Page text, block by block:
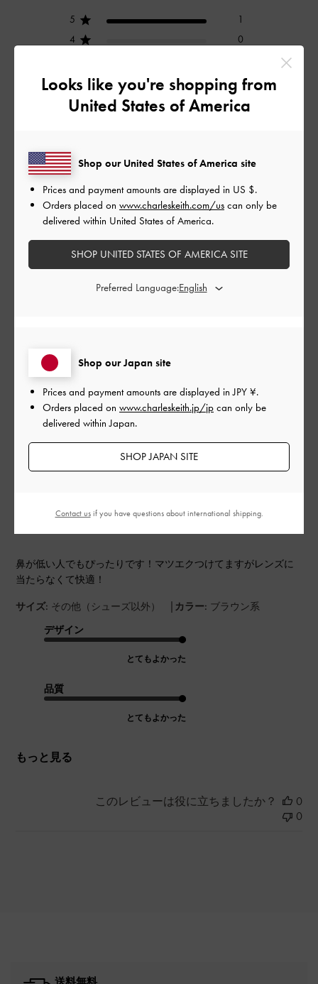
5
1
4
0
2
0
1
レビューを書く
デザイン
とてもよかった
品質
フィルター
並べ替え:
ご利用者様
ai7さんのレビュー
鼻が低い人でもぴったりです！マツエクつけてますがレンズに
当たらなくて快適！
サイズ: その他（シューズ以外） | カラー: ブラウン系
デザイン
とてもよかった
品質
とてもよかった
もっと見る
2024-08-06
このレビューは役に立ちましたか？
0
0
Looks like you're shopping from
United States of America
Shop our Japan site
Prices and payment amounts are displayed inJPY ¥.
Orders placed on www.charleskeith.jp/jp can only be
delivered within Japan.
SHOP JAPAN SITE
Shop our United States of America site
Prices and payment amounts are displayed in US $.
Orders placed on www.charleskeith.com/us can only be
delivered within United States of America.
SHOP UNITED STATES OF AMERICA SITE
Preferred Language:
Contact usif you have questions about international shipping.